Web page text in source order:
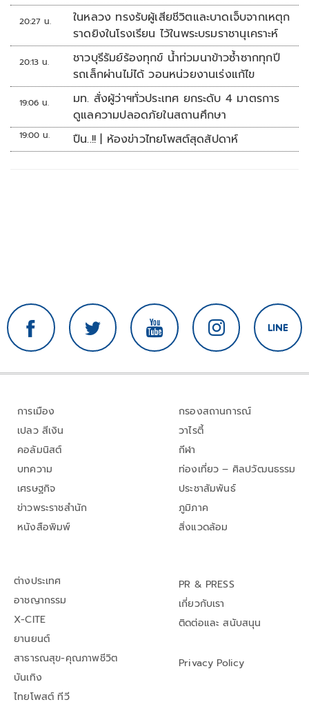
20:27 น.
ในหลวง ทรงรับผู้เสียชีวิตและบาดเจ็บจากเหตุก
ราดยิงในโรงเรียน ไว้ในพระบรมราชานุเคราะห์
20:13 น.
ชาวบุรีรัมย์ร้องทุกข์ น้ำท่วมนาข้าวซ้ำซากทุกปี
รถเล็กผ่านไม่ได้ วอนหน่วยงานเร่งแก้ไข
19:06 น.
มท. สั่งผู้ว่าฯทั่วประเทศ ยกระดับ 4 มาตรการ
ดูแลความปลอดภัยในสถานศึกษา
19:00 น. ปืน..!! | ห้องข่าวไทยโพสต์สุดสัปดาห์
การเมือง
เปลว สีเงิน
คอลัมนิสต์
บทความ
เศรษฐกิจ
ข่าวพระราชสำนัก
หนังสือพิมพ์
กรองสถานการณ์
วาไรตี้
กีฬา
ท่องเที่ยว – ศิลปวัฒนธรรม
ประชาสัมพันธ์
ภูมิภาค
สิ่งแวดล้อม
ต่างประเทศ
อาชญากรรม
X-CITE
ยานยนต์
สาธารณสุข-คุณภาพชีวิต
บันเทิง
ไทยโพสต์ ทีวี
PR & PRESS
เกี่ยวกับเรา
ติดต่อและ สนับสนุน
Privacy Policy